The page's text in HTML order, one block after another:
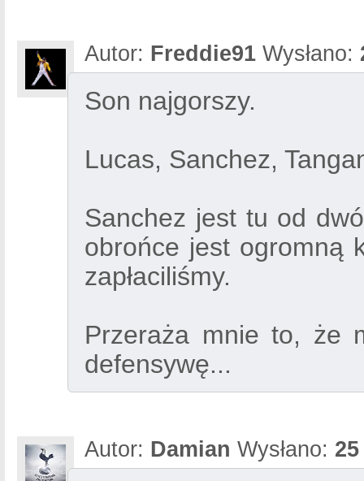
Autor: Freddie91 Wysłano:
Son najgorszy.
Lucas, Sanchez,
Sanchez jest tu od
obrońce jest ogromną
zapłaciliśmy.
Przeraża mnie to, że
defensywę...
Autor: Damian Wysłano: